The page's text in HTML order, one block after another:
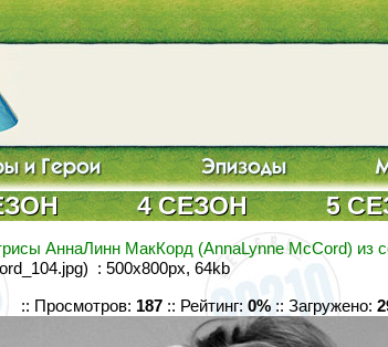
4 СЕЗОН 5
АннаЛинн МакКорд (AnnaLynne McCord) из
: 500x800px, 64kb
:: Просмотров: 187 :: Рейтинг: 0% :: Загружено: